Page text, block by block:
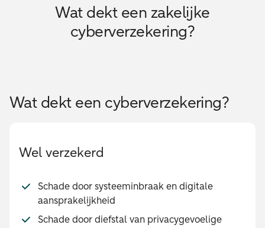
Wat dekt een zakelijke
cyberverzekering?
Wat dekt een cyberverzekering?
Wel verzekerd
Schade door systeeminbraak en digitale
aansprakelijkheid
Schade door diefstal van privacygevoelige